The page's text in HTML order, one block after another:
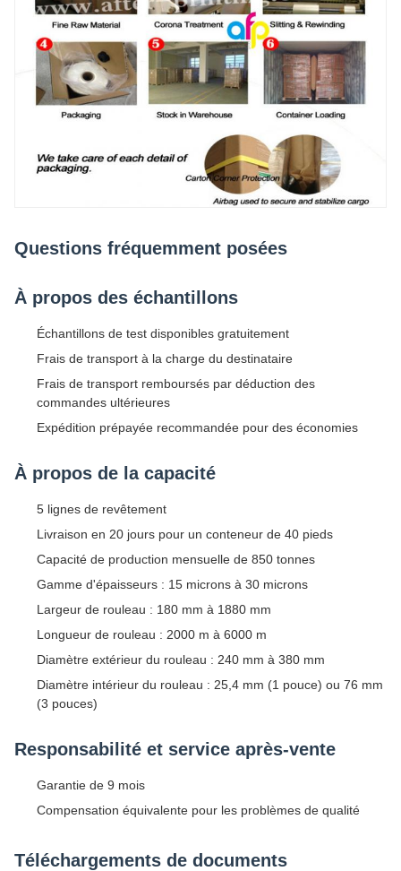
Questions fréquemment posées
À propos des échantillons
Échantillons de test disponibles gratuitement
Frais de transport à la charge du destinataire
Frais de transport remboursés par déduction des
commandes ultérieures
Expédition prépayée recommandée pour des économies
À propos de la capacité
5 lignes de revêtement
Livraison en 20 jours pour un conteneur de 40 pieds
Capacité de production mensuelle de 850 tonnes
Gamme d'épaisseurs : 15 microns à 30 microns
Largeur de rouleau : 180 mm à 1880 mm
Longueur de rouleau : 2000 m à 6000 m
Diamètre extérieur du rouleau : 240 mm à 380 mm
Diamètre intérieur du rouleau : 25,4 mm (1 pouce) ou 76 mm
(3 pouces)
Responsabilité et service après-vente
Garantie de 9 mois
Compensation équivalente pour les problèmes de qualité
Téléchargements de documents